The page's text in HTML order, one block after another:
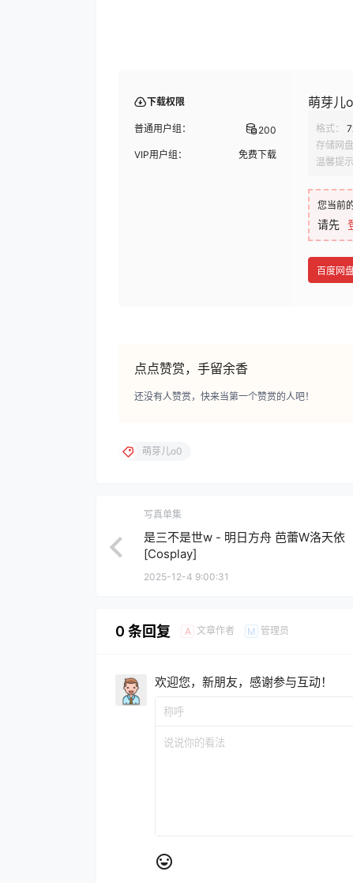
下载权限
普通用户组： 200
VIP用户组： 免费下载
萌芽儿
格式：
存储网盘
温馨提示
您当前
请先
百度网
点点赞赏，手留余香
还没有人赞赏，快来当第一个赞赏的人吧！
萌芽儿o0
写真单集
是三不是世w - 明日方舟 芭蕾W洛天依
[Cosplay]
2025-12-4 9:00:31
0 条回复 A 文章作者 M 管理员
欢迎您，新朋友，感谢参与互动！